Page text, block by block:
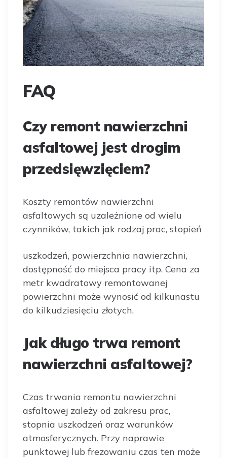
FAQ
Czy remont nawierzchni
asfaltowej jest drogim
przedsięwzięciem?
Koszty remontów nawierzchni
asfaltowych są uzależnione od wielu
czynników, takich jak rodzaj prac, stopień
uszkodzeń, powierzchnia nawierzchni,
dostępność do miejsca pracy itp. Cena za
metr kwadratowy remontowanej
powierzchni może wynosić od kilkunastu
do kilkudziesięciu złotych.
Jak długo trwa remont
nawierzchni asfaltowej?
Czas trwania remontu nawierzchni
asfaltowej zależy od zakresu prac,
stopnia uszkodzeń oraz warunków
atmosferycznych. Przy naprawie
punktowej lub frezowaniu czas ten może